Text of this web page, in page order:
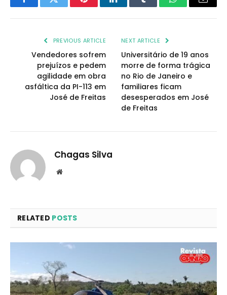
FacebookTwitter PinterestLinkedInTumblr WhatsAppEmail
PREVIOUS ARTICLE
Vendedores sofrem
prejuízos e pedem
agilidade em obra
asfáltica da PI-113 em
José de Freitas
NEXT ARTICLE
Universitário de 19 anos
morre de forma trágica
no Rio de Janeiro e
familiares ficam
desesperados em José
de Freitas
Chagas Silva
Website
RELATED POSTS